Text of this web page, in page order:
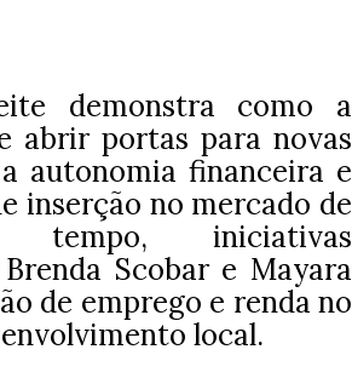
demonstra como a
abrir portas para novas
autonomia financeira e
inserção no mercado de
iniciativas
Scobar e Mayara
de emprego e renda no
local.